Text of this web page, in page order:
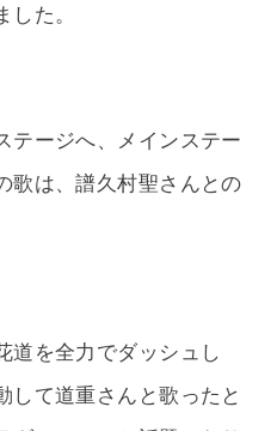
た。
テージへ、メインステー
歌は、譜久村聖さんとの
道を全力でダッシュし
して道重さんと歌ったと